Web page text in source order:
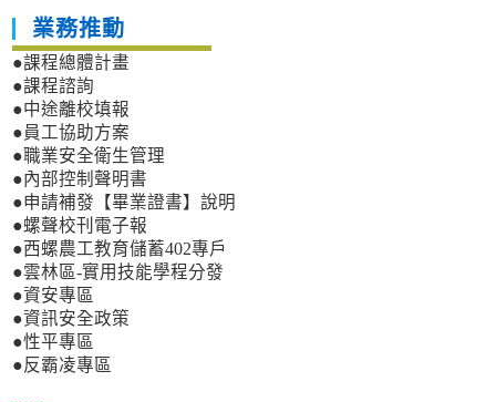
業務推動
●課程總體計畫
●課程諮詢
●中途離校填報
●員工協助方案
●職業安全衛生管理
●內部控制聲明書
●申請補發【畢業證書】說明
●螺聲校刊電子報
●西螺農工教育儲蓄402專戶
●雲林區-實用技能學程分發
●資安專區
●資訊安全政策
●性平專區
●反霸凌專區